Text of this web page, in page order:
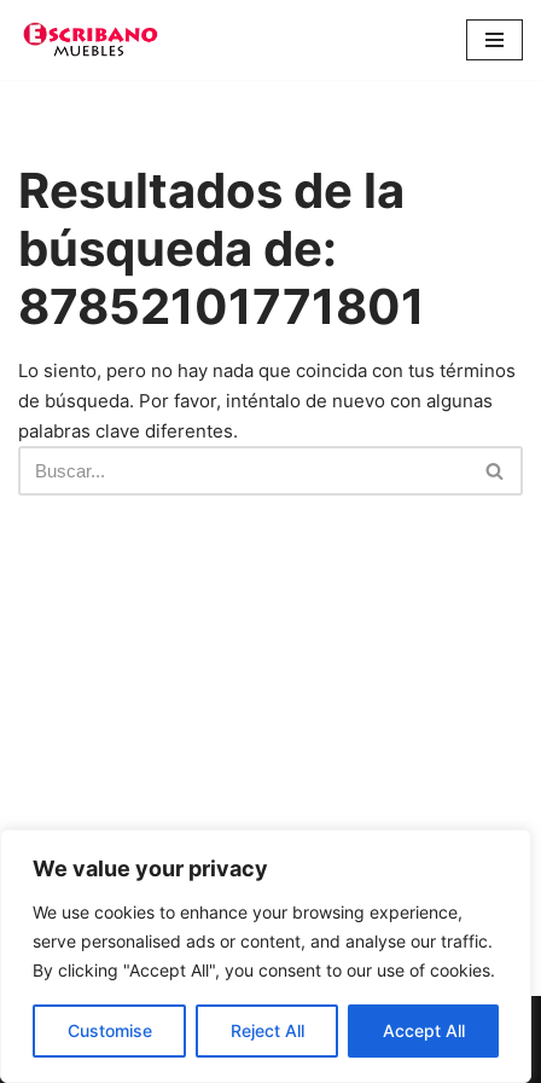
We value your privacy
We use cookies to enhance your browsing experience,
serve personalised ads or content, and analyse our traffic.
By clicking "Accept All", you consent to our use of cookies.
Customise Reject All Accept All
Resultados de la
búsqueda de:
87852101771801
Lo siento, pero no hay nada que coincida con tus términos
de búsqueda. Por favor, inténtalo de nuevo con algunas
palabras clave diferentes.
| Telf:957137396 | 14412 Pedroche (Córdoba)